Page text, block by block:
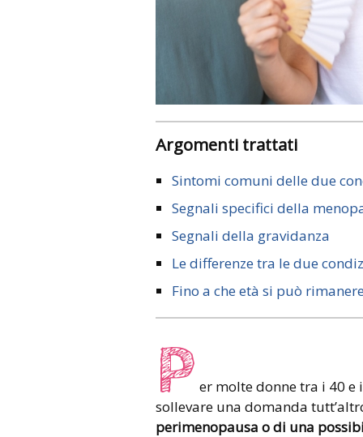
Argomenti trattati
Sintomi comuni delle due
Segnali specifici della
Segnali della gravidanza
Le differenze tra le due
Fino a che età si può
P er molte donne tra i 40
sollevare una domanda
perimenopausa o di una